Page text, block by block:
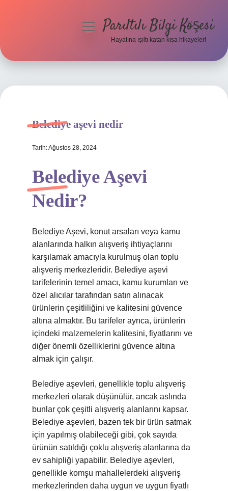
Hakkımızda
menüyüParıltılı Bilgi Köşesi
Hayatına ışıltı katan kısa hikayeler!
Belediye aşevi nedir
Tarih: Ağustos 28, 2024
Belediye Aşevi
Nedir?
Belediye Aşevi, konut arsaları veya kamu
alanlarında halkın alışveriş ihtiyaçlarını
karşılamak amacıyla kurulmuş olan toplu
alışveriş merkezleridir. Belediye aşevi
tarifelerinin temel amacı, kamu kurumları ve
özel alıcılar tarafından satın alınacak
ürünlerin çeşitliliğini ve kalitesini güvence
altına almaktır. Bu tarifeler ayrıca, ürünlerin
içindeki malzemelerin kalitesini, fiyatlarını ve
diğer önemli özelliklerini güvence altına
almak için çalışır.
Belediye aşevleri, genellikle toplu alışveriş
merkezleri olarak düşünülür, ancak aslında
bunlar çok çeşitli alışveriş alanlarını kapsar.
Belediye aşevleri, bazen tek bir ürün satmak
için yapılmış olabileceği gibi, çok sayıda
ürünün satıldığı çoklu alışveriş alanlarına da
ev sahipliği yapabilir. Belediye aşevleri,
genellikle komşu mahallelerdeki alışveriş
merkezlerinden daha uygun ve uygun fiyatlı